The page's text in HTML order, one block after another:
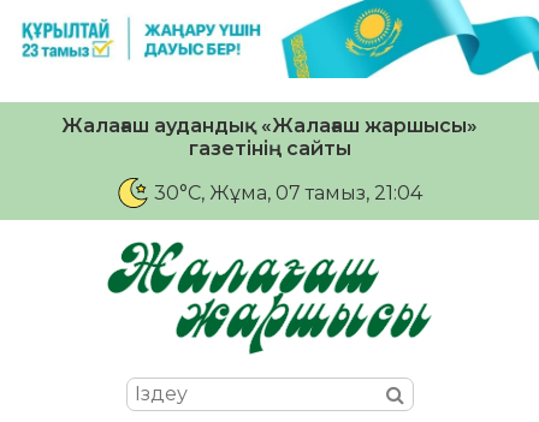
Жалағаш аудандық «Жалағаш жаршысы»
газетінің сайты
30°C, Жұма, 07 тамыз, 21:04